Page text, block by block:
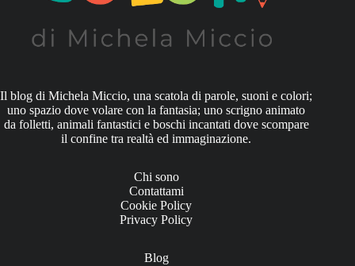
Il blog di Michela Miccio, una scatola di parole, suoni e colori;
uno spazio dove volare con la fantasia; uno scrigno animato
da folletti, animali fantastici e boschi incantati dove scompare
il confine tra realtà ed immaginazione.
Chi sono
Contattami
Cookie Policy
Privacy Policy
Blog